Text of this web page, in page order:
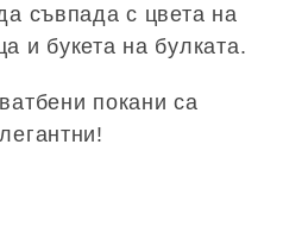
съвпада с цвета на
и букета на булката.
покани са